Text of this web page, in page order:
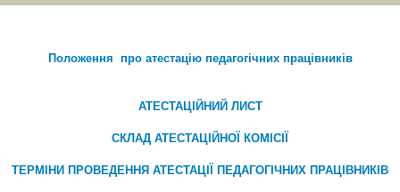
Положення про атестацію педагогічних працівників
АТЕСТАЦІЙНИЙ ЛИСТ
СКЛАД АТЕСТАЦІЙНОЇ КОМІСІЇ
ТЕРМІНИ ПРОВЕДЕННЯ АТЕСТАЦІЇ ПЕДАГОГІЧНИХ ПРАЦІВНИКІВ